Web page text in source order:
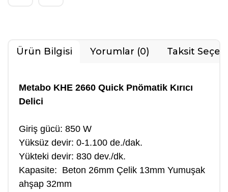
Ürün Bilgisi Yorumlar (0) Taksit
Metabo KHE 2660 Quick Pnömatik Kırıcı
Delici
Giriş gücü: 850 W
Yüksüz devir: 0-1.100 de./dak.
Yükteki devir: 830 dev./dk.
Kapasite: Beton 26mm Çelik 13mm Yumuşak
ahşap 32mm